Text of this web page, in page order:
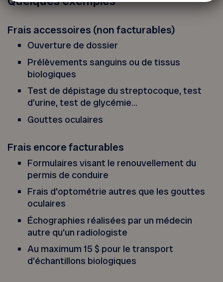
Frais accessoires (non facturables)
Ouverture de dossier
Prélèvements sanguins ou de tissus
biologiques
Test de dépistage du streptocoque, test
d’urine, test de glycémie…
Gouttes oculaires
Frais encore facturables
Formulaires visant le renouvellement du
permis de conduire
Frais d’optométrie autres que les gouttes
oculaires
Échographies réalisées par un médecin
autre qu’un radiologiste
Au maximum 15 $ pour le transport
d’échantillons biologiques